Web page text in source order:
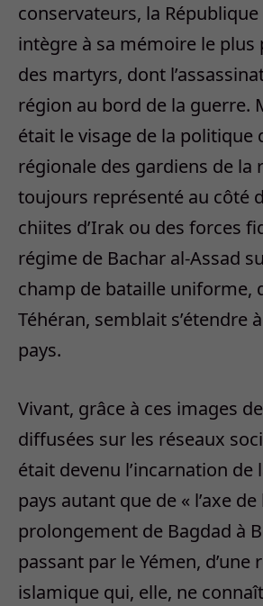
conservateurs, la
intègre à sa mémoire le plus
des martyrs, dont
région au bord de la guerre.
était le visage de la politique
régionale des gardiens de la
toujours représenté au côté
chiites d’Irak ou des forces
régime de Bachar al-Assad
champ de bataille uniforme,
Téhéran, semblait s’étendre
pays.
Vivant, grâce à ces images
diffusées sur les réseaux
était devenu l’incarnation de
pays autant que de « l’axe
prolongement de Bagdad à
passant par le Yémen, d’une
islamique qui, elle, ne